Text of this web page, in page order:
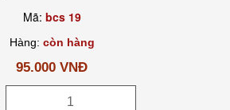
Mã: bcs 19
Hàng: còn hàng
95.000 VNĐ